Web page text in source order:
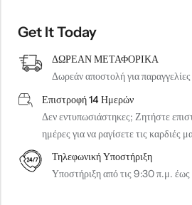
Get It Today
ΔΩΡΕΑΝ ΜΕΤΑΦΟΡΙΚΑ
Δωρεάν αποστολή για
Επιστροφή 14 Ημερών
Δεν εντυπωσιάστηκες; Ζητήστε
ημέρες για να ραγίσετε τις καρδιές
Τηλεφωνική Υποστήριξη
Υποστήριξη από τις 9:30 π.μ.